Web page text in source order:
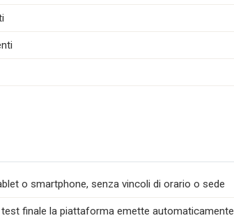
o smartphone, senza vincoli di orario o sede
finale la piattaforma emette